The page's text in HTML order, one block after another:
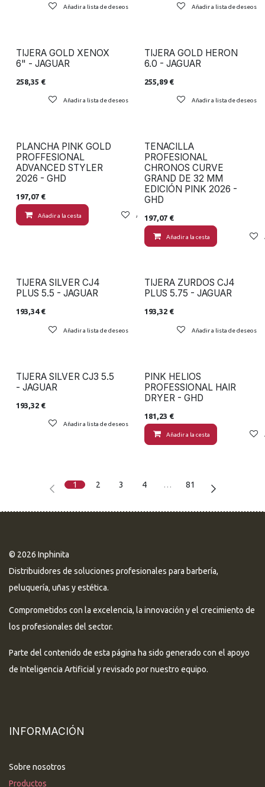
Añadir a lista de deseos Añadir a lista de deseos
TIJERA GOLD XENOX
6" - JAGUAR
258,35 €
Añadir a lista de deseos
TIJERA GOLD HERON
6.0 - JAGUAR
255,89€
Añadir a lista de deseos
PLANCHA PINK GOLD
PROFFESIONAL
ADVANCED STYLER
2026 - GHD
197,07 €
Añadir a la cesta Añadir a lista de deseos
TENACILLA
PROFESIONAL
CHRONOS CURVE
GRAND DE 32 MM
EDICIÓN PINK 2026 -
GHD
197,07€
Añadir a la cesta
TIJERA SILVER CJ4
PLUS 5.5 - JAGUAR
193,34€
Añadir a lista de deseos
TIJERA ZURDOS CJ4
PLUS 5.75 - JAGUAR
193,32€
Añadir a lista de deseos
TIJERA SILVER CJ3 5.5
- JAGUAR
193,32 €
Añadir a lista de deseos
PINK HELIOS
PROFESSIONAL HAIR
DRYER - GHD
181,23 €
Añadir a la cesta
1 2 3 4 … 81
© 2026 Inphinita
Distribuidores de soluciones profesionales para barbería,
peluquería, uñas y estética.
Comprometidos con la excelencia, la innovación y el crecimiento de
los profesionales del sector.
Parte del contenido de esta página ha sido generado con el apoyo
de Inteligencia Artificial y revisado por nuestro equipo.
INFORMACIÓN
Sobre nosotros
Productos